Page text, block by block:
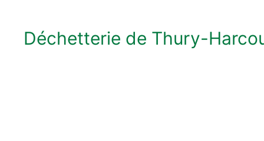
Déchetterie de Thury-